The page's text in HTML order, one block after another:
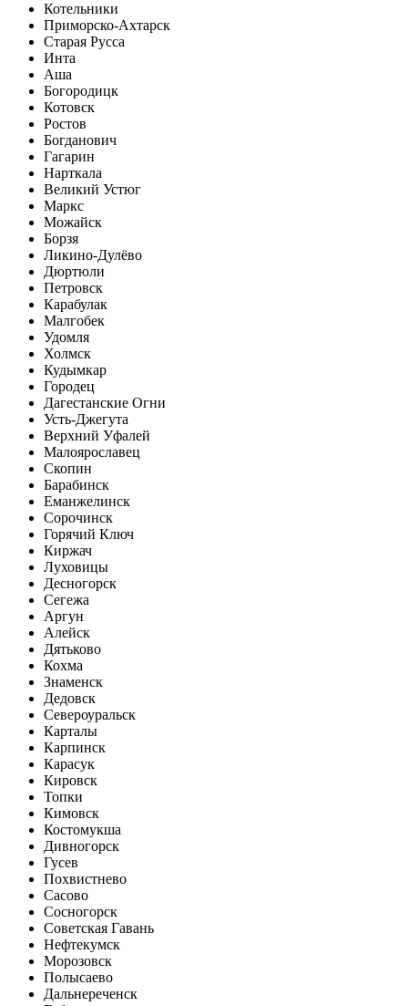
Котельники
Приморско-Ахтарск
Старая Русса
Инта
Аша
Богородицк
Котовск
Ростов
Богданович
Гагарин
Нарткала
Великий Устюг
Маркс
Можайск
Борзя
Ликино-Дулёво
Дюртюли
Петровск
Карабулак
Малгобек
Удомля
Холмск
Кудымкар
Городец
Дагестанские Огни
Усть-Джегута
Верхний Уфалей
Малоярославец
Скопин
Барабинск
Еманжелинск
Сорочинск
Горячий Ключ
Киржач
Луховицы
Десногорск
Сегежа
Аргун
Алейск
Дятьково
Кохма
Знаменск
Дедовск
Североуральск
Карталы
Карпинск
Карасук
Кировск
Топки
Кимовск
Костомукша
Дивногорск
Гусев
Похвистнево
Сасово
Сосногорск
Советская Гавань
Нефтекумск
Морозовск
Полысаево
Дальнереченск